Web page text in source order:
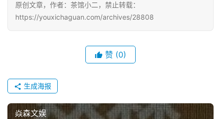
单
闲
戏
原创文章，作者：茶馆小二，禁止转载：
https://youxichaguan.com/archives/28808
赞 (0)
生成海报
焱森文娱